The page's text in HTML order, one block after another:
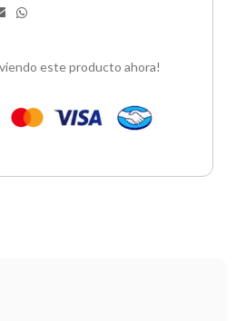
este producto ahora!